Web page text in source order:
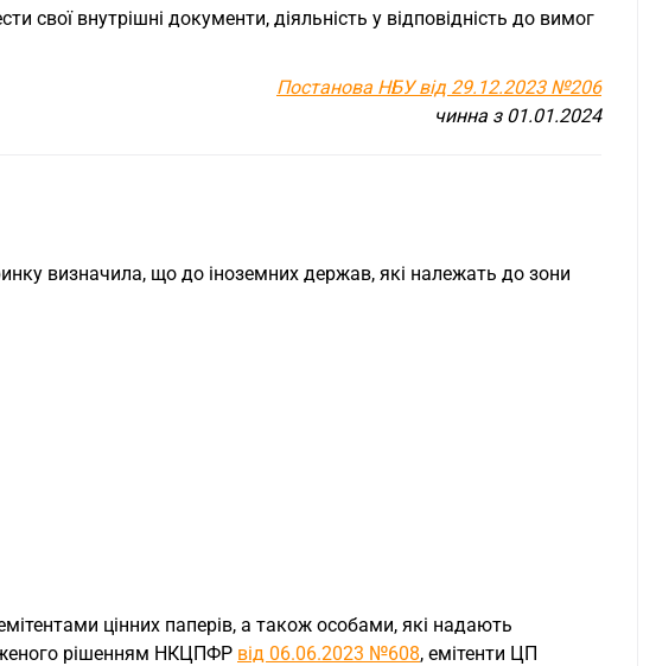
свої внутрішні документи, діяльність у відповідність до вимог
Постанова НБУ від 29.12.2023 №206
чинна з 01.01.2024
визначила, що до іноземних держав, які належать до зони
цінних паперів, а також особами, які надають
рішенням НКЦПФР від 06.06.2023 №608, емітенти ЦП